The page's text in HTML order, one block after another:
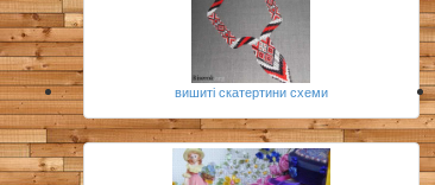
вишиті скатертини схеми